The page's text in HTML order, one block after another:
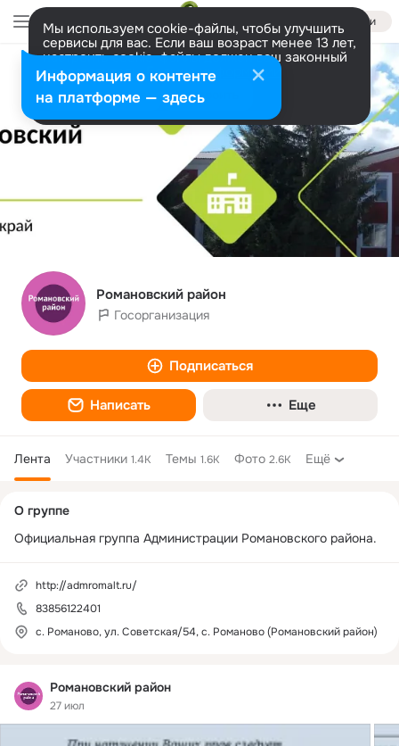
Войти
Мы используем cookie-файлы, чтобы улучшить
сервисы для вас. Если ваш возраст менее 13 лет,
настроить cookie-файлы должен ваш законный
представитель. Больше информации
Разрешить все Настроить
Романовский район
Госорганизация
Подписаться
Написать Еще
Лента Участники 1.4K Темы 1.6K Фото 2.6K Ещё
Романовский район
27 июл
колонка
О группе
Официальная группа Администрации Романовского района.
http://admromalt.ru/
83856122401
с. Романово, ул. Советская/54, с. Романово (Романовский район)
Информация о контенте
на платформе — здесь